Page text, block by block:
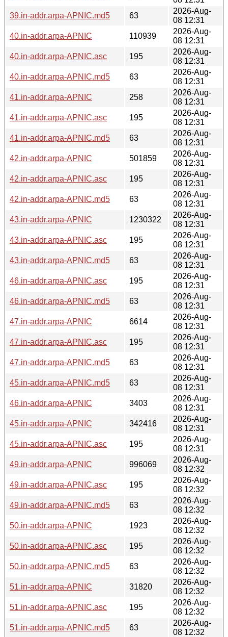
39.in-addr.arpa-APNIC.md5
63
2026-Aug-
08 12:31
40.in-addr.arpa-APNIC
110939
2026-Aug-
08 12:31
40.in-addr.arpa-APNIC.asc
195
2026-Aug-
08 12:31
40.in-addr.arpa-APNIC.md5
63
2026-Aug-
08 12:31
41.in-addr.arpa-APNIC
258
2026-Aug-
08 12:31
41.in-addr.arpa-APNIC.asc
195
2026-Aug-
08 12:31
41.in-addr.arpa-APNIC.md5
63
2026-Aug-
08 12:31
42.in-addr.arpa-APNIC
501859
2026-Aug-
08 12:31
42.in-addr.arpa-APNIC.asc
195
2026-Aug-
08 12:31
42.in-addr.arpa-APNIC.md5
63
2026-Aug-
08 12:31
43.in-addr.arpa-APNIC
1230322
2026-Aug-
08 12:31
43.in-addr.arpa-APNIC.asc
195
2026-Aug-
08 12:31
43.in-addr.arpa-APNIC.md5
63
2026-Aug-
08 12:31
46.in-addr.arpa-APNIC.asc
195
2026-Aug-
08 12:31
46.in-addr.arpa-APNIC.md5
63
2026-Aug-
08 12:31
47.in-addr.arpa-APNIC
6614
2026-Aug-
08 12:31
47.in-addr.arpa-APNIC.asc
195
2026-Aug-
08 12:31
47.in-addr.arpa-APNIC.md5
63
2026-Aug-
08 12:31
45.in-addr.arpa-APNIC.md5
63
2026-Aug-
08 12:31
46.in-addr.arpa-APNIC
3403
2026-Aug-
08 12:31
45.in-addr.arpa-APNIC
342416
2026-Aug-
08 12:31
45.in-addr.arpa-APNIC.asc
195
2026-Aug-
08 12:31
49.in-addr.arpa-APNIC
996069
2026-Aug-
08 12:32
49.in-addr.arpa-APNIC.asc
195
2026-Aug-
08 12:32
49.in-addr.arpa-APNIC.md5
63
2026-Aug-
08 12:32
50.in-addr.arpa-APNIC
1923
2026-Aug-
08 12:32
50.in-addr.arpa-APNIC.asc
195
2026-Aug-
08 12:32
50.in-addr.arpa-APNIC.md5
63
2026-Aug-
08 12:32
51.in-addr.arpa-APNIC
31820
2026-Aug-
08 12:32
51.in-addr.arpa-APNIC.asc
195
2026-Aug-
08 12:32
51.in-addr.arpa-APNIC.md5
63
2026-Aug-
08 12:32